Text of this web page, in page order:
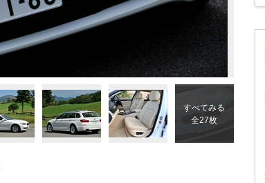
すべてみる
全27枚